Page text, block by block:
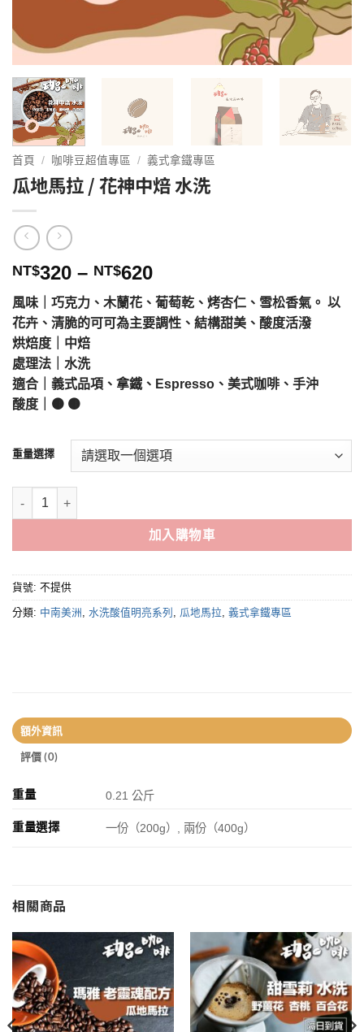
首頁 / 咖啡豆超值專區 / 義式拿鐵專區
瓜地馬拉 / 花神中焙 水洗
NT$320 – NT$620價
格
範
圍：
NT$620
風味｜巧克力、木蘭花、葡萄乾、烤杏仁、雪松香氣。 以
花卉、清脆的可可為主要調性、結構甜美、酸度活潑
烘焙度｜中焙
處理法｜水洗
適合｜義式品項、拿鐵、Espresso、美式咖啡、手沖
酸度｜🟤 🟤
重量選擇
瓜地馬拉 / 花神中焙 水洗 數量
加入購物車
貨號: 不提供
分類: 中南美洲 , 水洗酸值明亮系列 , 瓜地馬拉, 義式拿鐵專區
額外資訊
評價 (0)
重量 0.21 公斤
重量選擇 一份（200g）, 兩份（400g）
相關商品